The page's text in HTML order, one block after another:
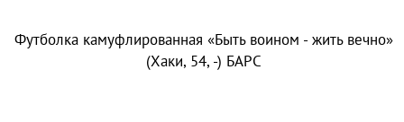
Футболка камуфлированная «Быть воином - жить вечно»
(Хаки, 54, -) БАРС